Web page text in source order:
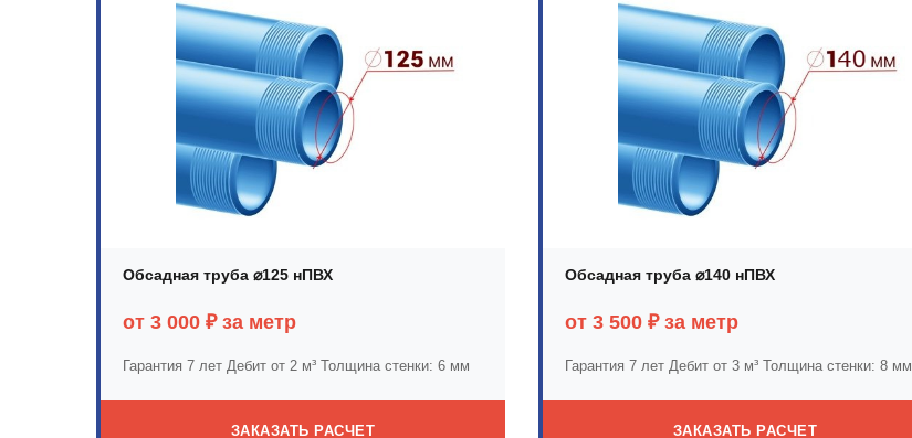
Обсадная труба ⌀125 нПВХ
от 3 000 ₽ за метр
Гарантия 7 лет Дебит от 2 м³ Толщина стенки: 6 мм
ЗАКАЗАТЬ РАСЧЕТ
Обсадная труба ⌀140 нПВХ
от 3 500 ₽ за метр
Гарантия 7 лет Дебит от 3 м³ Толщина стенки: 8 мм
ЗАКАЗАТЬ РАСЧЕТ